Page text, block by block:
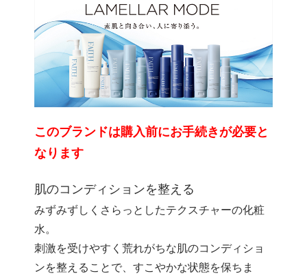
このブランドは購入前にお手続きが必要と
なります
肌のコンディションを整える
みずみずしくさらっとしたテクスチャーの化粧
水。
刺激を受けやすく荒れがちな肌のコンディショ
ンを整えることで、すこやかな状態を保ちま